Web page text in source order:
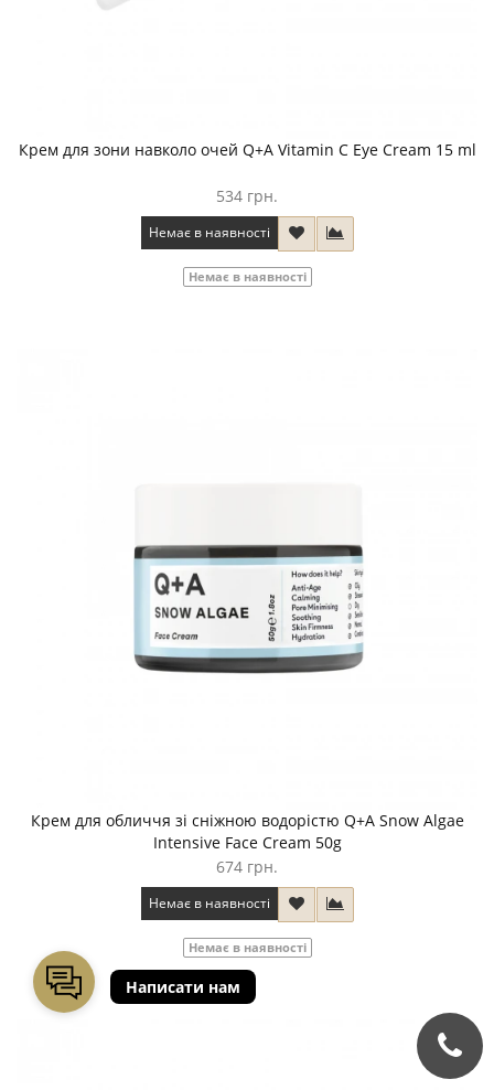
Крем для зони навколо очей Q+A Vitamin C Eye Cream 15 ml
534 грн.
Немає в наявності
Немає в наявності
Крем для обличчя зі сніжною водорістю Q+A Snow Algae
Intensive Face Cream 50g
674 грн.
Немає в наявності
Немає в наявності